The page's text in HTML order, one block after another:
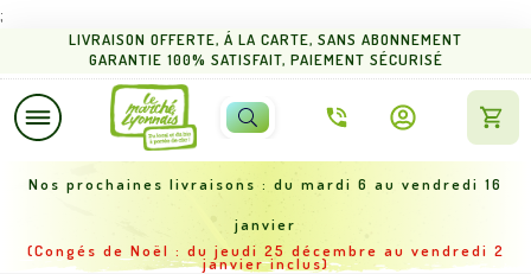
;
LIVRAISON OFFERTE, Á LA CARTE, SANS ABONNEMENT
GARANTIE 100% SATISFAIT, PAIEMENT SÉCURISÉ
Nos prochaines livraisons : du mardi 6 au vendredi 16
janvier
(Congés de Noël : du jeudi 25 décembre au vendredi 2
janvier inclus)